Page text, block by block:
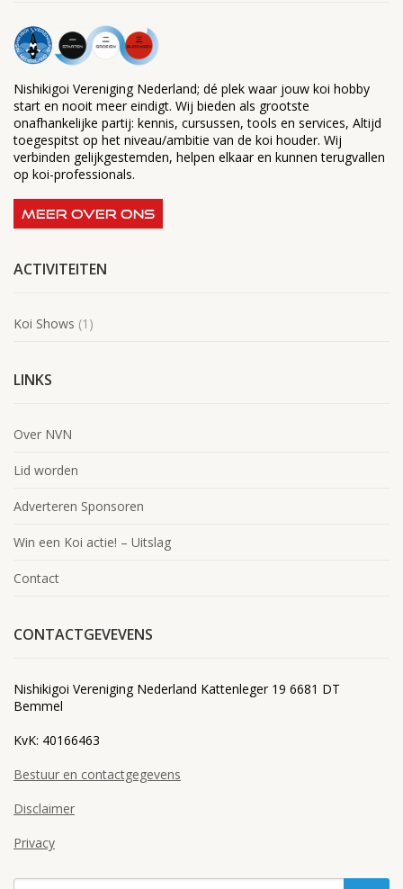
Nishikigoi Vereniging Nederland; dé plek waar jouw koi hobby
start en nooit meer eindigt. Wij bieden als grootste
onafhankelijke partij: kennis, cursussen, tools en services, Altijd
toegespitst op het niveau/ambitie van de koi houder. Wij
verbinden gelijkgestemden, helpen elkaar en kunnen terugvallen
op koi-professionals.
MEER OVER ONS
ACTIVITEITEN
Koi Shows (1)
LINKS
Over NVN
Lid worden
Adverteren Sponsoren
Win een Koi actie! – Uitslag
Contact
CONTACTGEVEVENS
Nishikigoi Vereniging Nederland Kattenleger 19 6681 DT
Bemmel
KvK: 40166463
Bestuur en contactgegevens
Disclaimer
Privacy